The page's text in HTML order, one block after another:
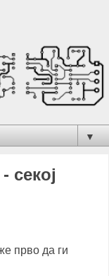
▼
секој
прво да ги